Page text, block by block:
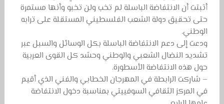
أثبتت أن الانتفاضة الباسلة لم تخب ولن تخبو وأنها مستمرة
حتى تحقيق دولة الشعب الفلسطيني المستقلة على ترابه
الوطني.
ودعت إلى دعم الانتفاضة الباسلة بكل الوسائل والسبل عبر
تشديد النضال الشعبي والوطني وحشد كل القوى العربية
حول هذه الانتفاضة الأسطورة.
– شاركت الرابطة في المهرجان الخطابي والفني الذي أقيم
في المركز الثقافي السوفييتي بمناسبة دخول الانتفاضة